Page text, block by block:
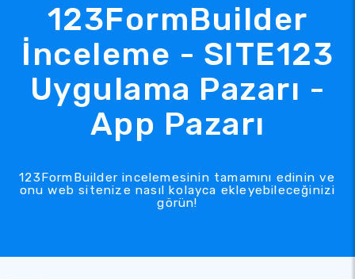
123FormBuilder
İnceleme - SITE123
Uygulama Pazarı -
App Pazarı
123FormBuilder incelemesinin tamamını edinin ve
onu web sitenize nasıl kolayca ekleyebileceğinizi
görün!